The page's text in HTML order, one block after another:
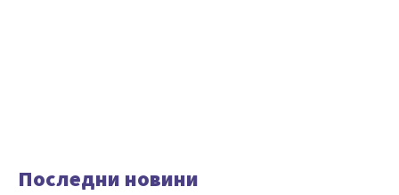
Последни новини